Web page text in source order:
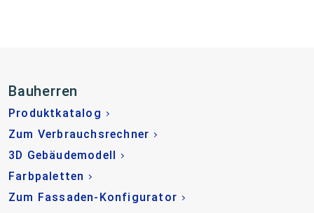
Bauherren
Produktkatalog
Zum Verbrauchsrechner
3D Gebäudemodell
Farbpaletten
Zum Fassaden-Konfigurator